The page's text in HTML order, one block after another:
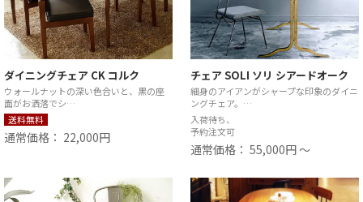
ダイニングチェア CK コルク
ウォールナットの深い色合いと、黒の座
面がお洒落でシ…
送料無料
通常価格： 22,000円
チェア SOLI ソリ シアードオーク
細身のアイアンがシャープな印象のダイニ
ングチェア。…
入荷待ち、
予約注文可
通常価格： 55,000円 ～